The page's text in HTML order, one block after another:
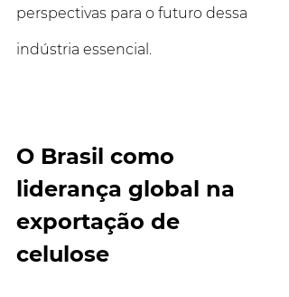
perspectivas para o futuro dessa
indústria essencial.
O Brasil como
liderança global na
exportação de
celulose